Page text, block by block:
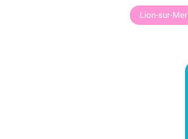
Lion-sur-Mer